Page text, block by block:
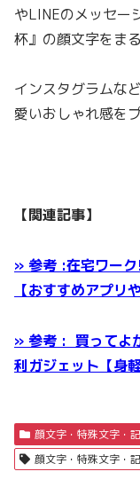
やLINEのメッセー
杯』の顔文字をま
インスタグラムな
愛いおしゃれ感を
【関連記事】
» 参考 :在宅ワー
【おすすめアプリ
» 参考 : 買ってよ
利ガジェット【身
顔文字・特殊文字・
顔文字・特殊文字・